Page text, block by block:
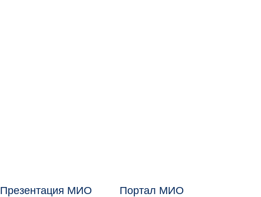
Презентация МИО Портал МИО